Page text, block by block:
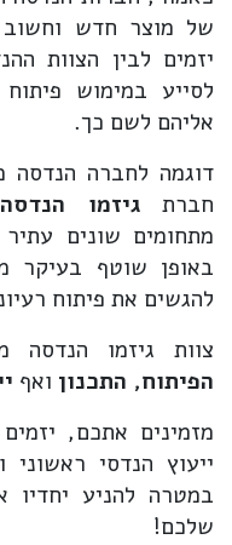
של מוצר חדש וחשוב
יזמים לבין הצוות
לסייע במימוש
אליהם לשם כך.
דוגמה לחברה הנדסה
חברתגיזמו
מתחומים שונים
באופן שוטף בעיקר
להגשים את פיתוח
צוות גיזמו הנדסה
הפיתוח, התכנון ואף
מזמינים אתכם,
ייעוץ הנדסי
במטרה להניע
שלכם!